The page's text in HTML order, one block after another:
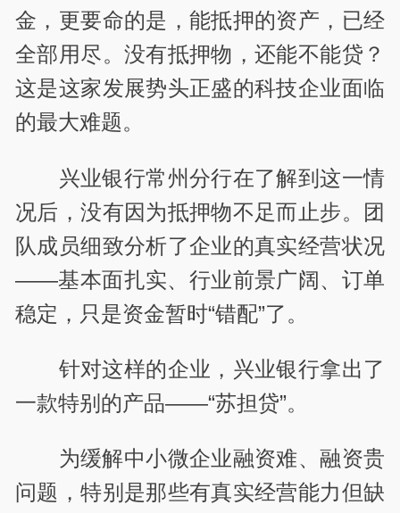
金，更要命的是，能抵押的资产，已经
全部用尽。没有抵押物，还能不能贷？
这是这家发展势头正盛的科技企业面临
的最大难题。
兴业银行常州分行在了解到这一情
况后，没有因为抵押物不足而止步。团
队成员细致分析了企业的真实经营状况
——基本面扎实、行业前景广阔、订单
稳定，只是资金暂时“错配”了。
针对这样的企业，兴业银行拿出了
一款特别的产品——“苏担贷”。
为缓解中小微企业融资难、融资贵
问题，特别是那些有真实经营能力但缺